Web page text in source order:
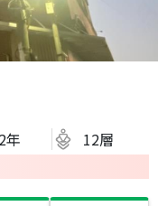
年 12層